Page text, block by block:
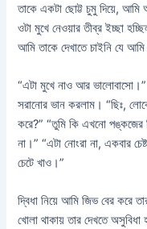
তাকে একটা ছোট্ট চুমু দিয়ে, আমি
ওটা মুখে নেওয়ার তীব্র ইচ্ছা
আমি তাকে দেখাতে চাইনি যে
“এটা মুখে নাও আর ভালোবাসো।”
সরানোর ভান করলাম। “ছিঃ,
করে?” “তুমি কি এখনো পঙ্কজের
না।” “এটা নোংরা না, একবার
চেটে খাও।”
দ্বিধা নিয়ে আমি জিভ বের করে
খোলা থাকায় তার দেখতে